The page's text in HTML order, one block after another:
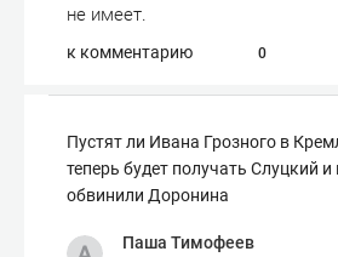
не имеет.
к комментарию 0
Пустят ли Ивана Грозного в
теперь будет получать Слуцкий
обвинили Доронина
Паша Тимофеев